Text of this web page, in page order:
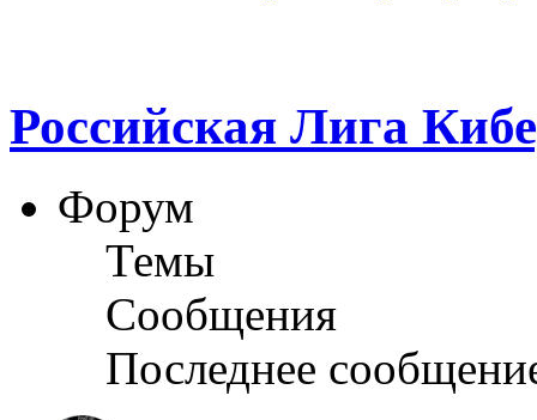
Российская Лига
Форум
Темы
Сообщения
Последнее